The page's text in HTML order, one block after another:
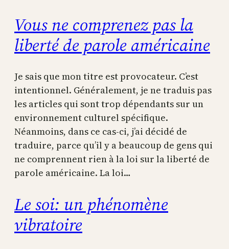
Vous ne comprenez pas la
liberté de parole américaine
Je sais que mon titre est provocateur. C’est
intentionnel. Généralement, je ne traduis pas
les articles qui sont trop dépendants sur un
environnement culturel spécifique.
Néanmoins, dans ce cas-ci, j’ai décidé de
traduire, parce qu’il y a beaucoup de gens qui
ne comprennent rien à la loi sur la liberté de
parole américaine. La loi…
Le soi: un phénomène
vibratoire